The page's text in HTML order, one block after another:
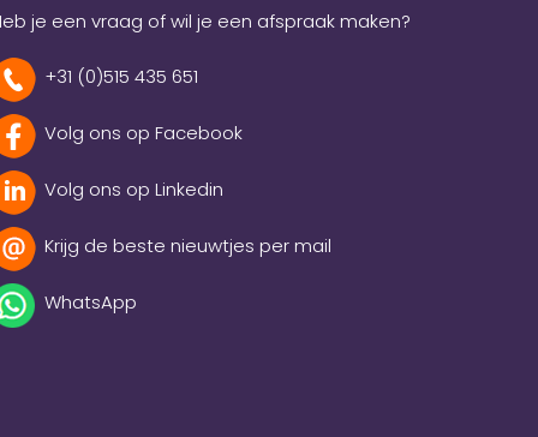
je een vraag of wil je een afspraak maken?
+31 (0)515 435 651
Volg ons op Facebook
Volg ons op Linkedin
Krijg de beste nieuwtjes per mail
WhatsApp